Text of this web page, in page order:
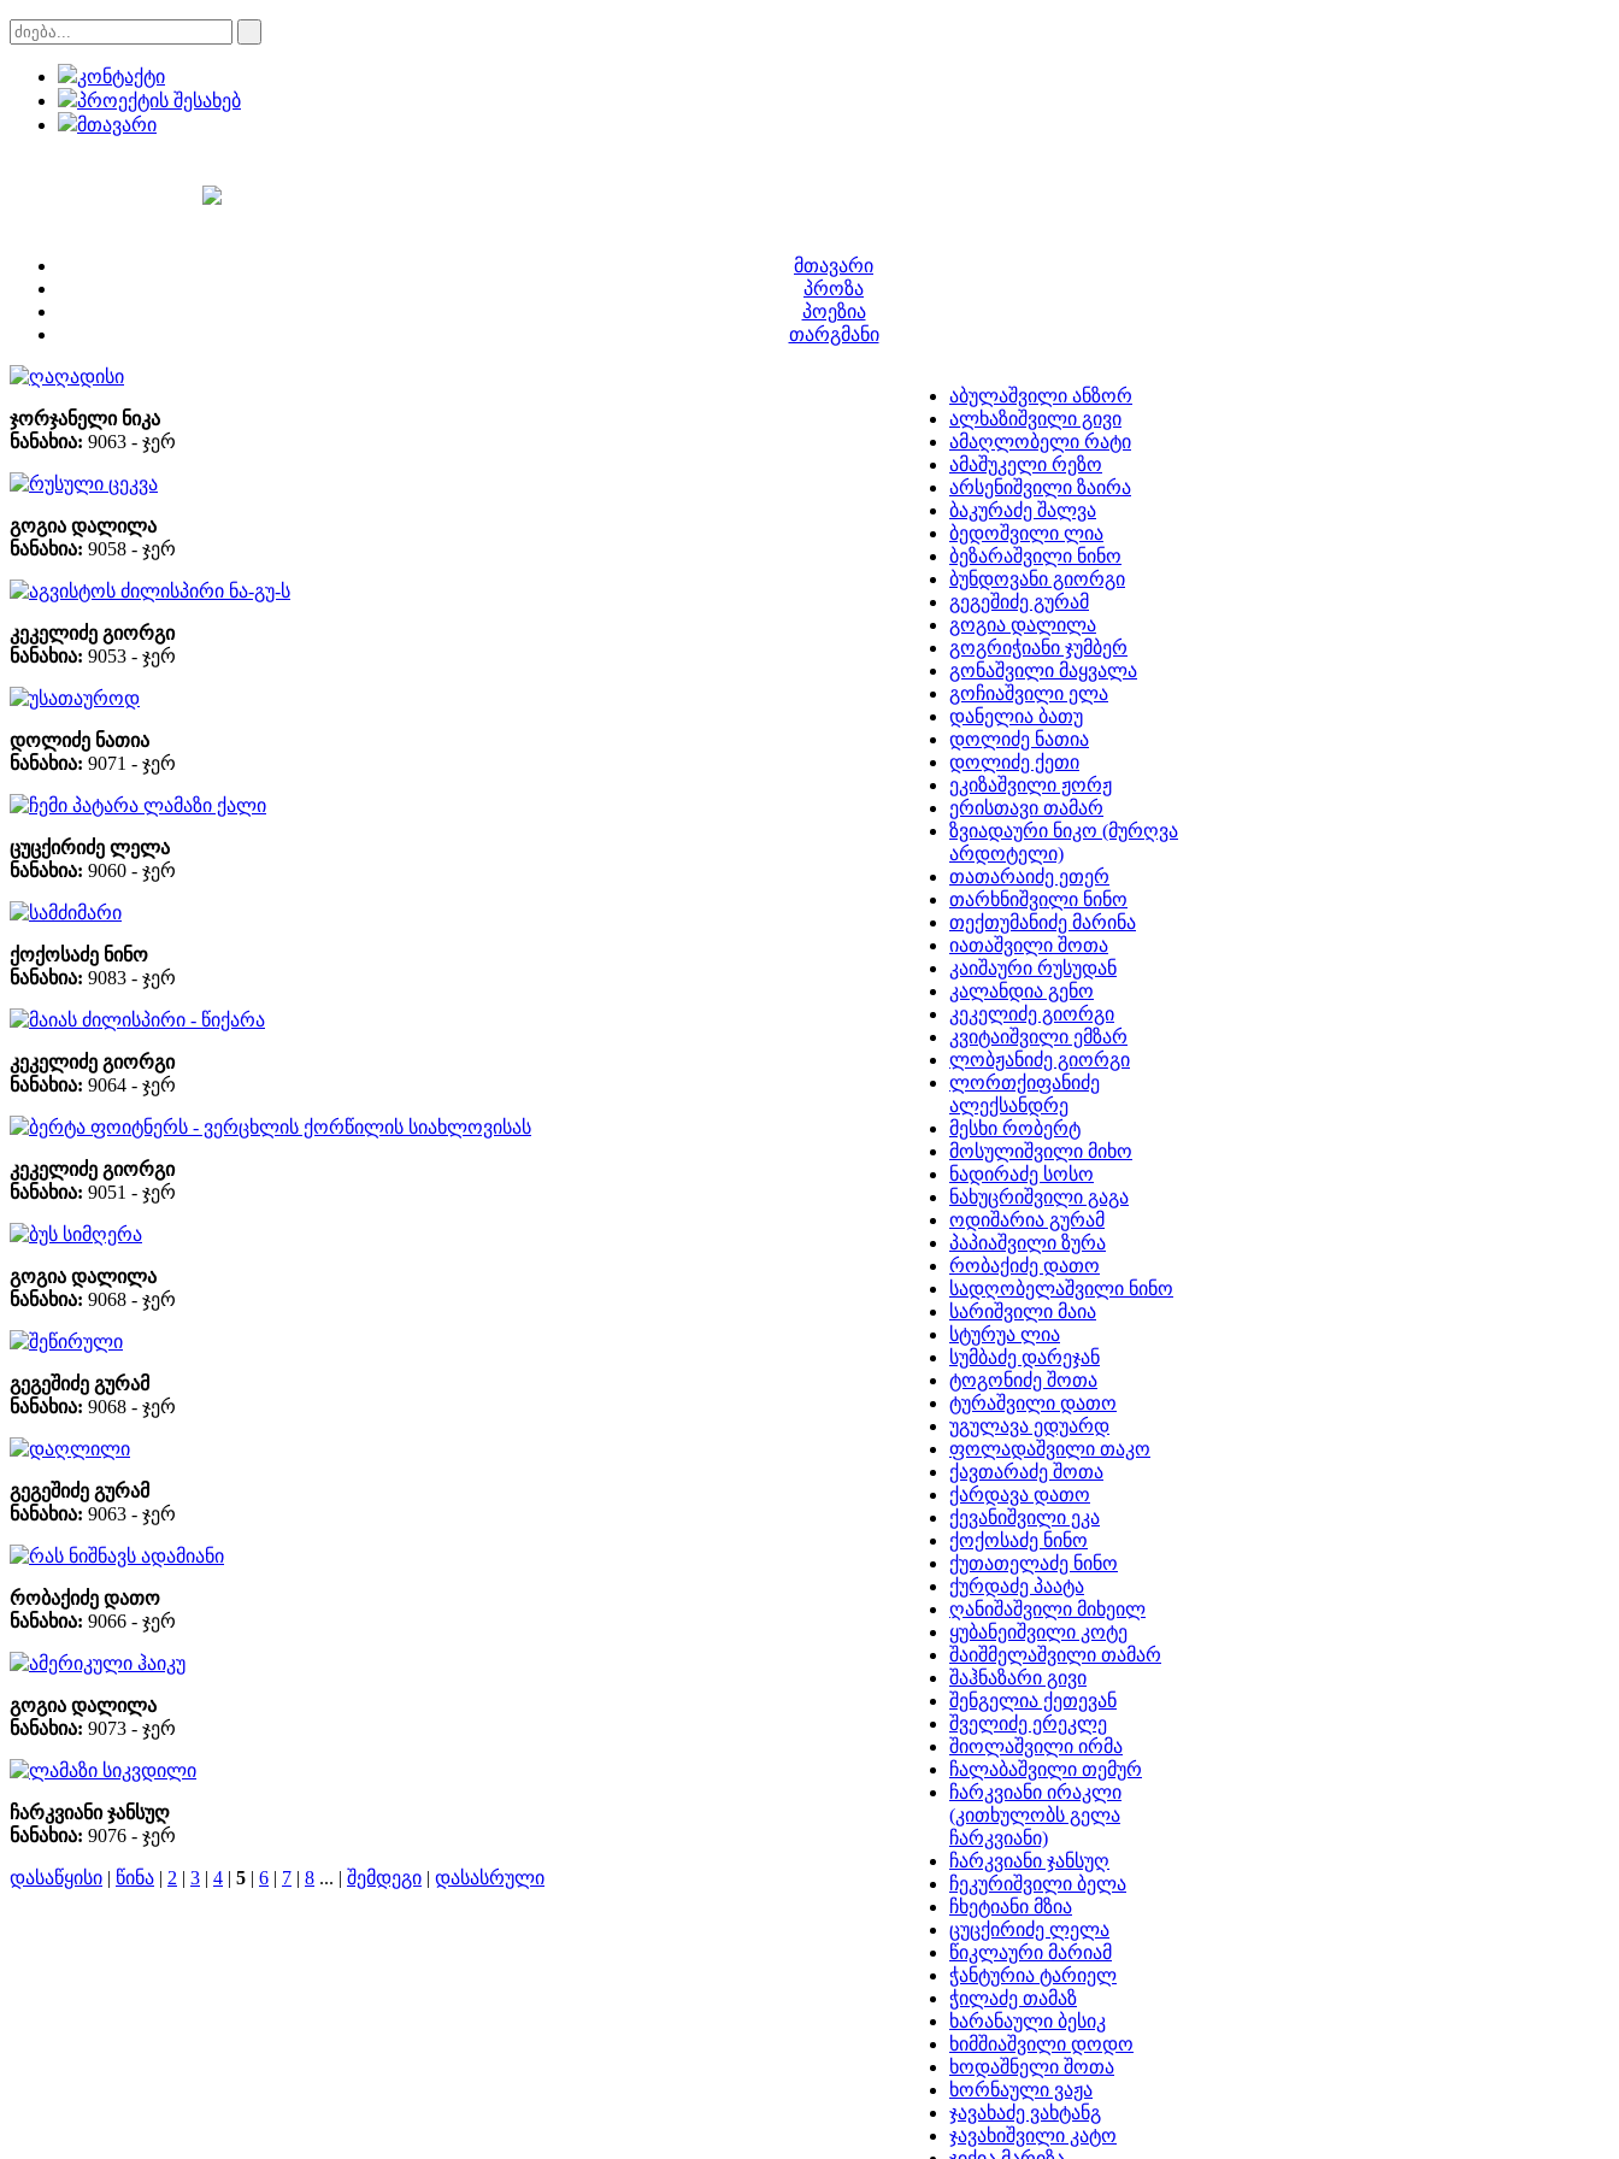
კონტაქტი
პროექტის შესახებ
მთავარი
მთავარი
პროზა
პოეზია
თარგმანი
ღაღადისი
ჯორჯანელი ნიკა
ნანახია: 9063 - ჯერ
რუსული ცეკვა
გოგია დალილა
ნანახია: 9058 - ჯერ
აგვისტოს ძილისპირი ნა-გუ-ს
კეკელიძე გიორგი
ნანახია: 9053 - ჯერ
უსათაუროდ
დოლიძე ნათია
ნანახია: 9071 - ჯერ
ჩემი პატარა ლამაზი ქალი
ცუცქირიძე ლელა
ნანახია: 9060 - ჯერ
სამძიმარი
ქოქოსაძე ნინო
ნანახია: 9083 - ჯერ
მაიას ძილისპირი - წიქარა
კეკელიძე გიორგი
ნანახია: 9064 - ჯერ
ბერტა ფოიტნერს - ვერცხლის ქორწილის სიახლოვისას
კეკელიძე გიორგი
ნანახია: 9051 - ჯერ
ბუს სიმღერა
გოგია დალილა
ნანახია: 9068 - ჯერ
შეწირული
გეგეშიძე გურამ
ნანახია: 9068 - ჯერ
დაღლილი
გეგეშიძე გურამ
ნანახია: 9063 - ჯერ
რას ნიშნავს ადამიანი
რობაქიძე დათო
ნანახია: 9066 - ჯერ
ამერიკული ჰაიკუ
გოგია დალილა
ნანახია: 9073 - ჯერ
ლამაზი სიკვდილი
ჩარკვიანი ჯანსუღ
ნანახია: 9076 - ჯერ
დასაწყისი | წინა | 2 | 3 | 4 | 5 | 6 | 7 | 8 ... | შემდეგი | დასასრული
აბულაშვილი ანზორ
ალხაზიშვილი გივი
ამაღლობელი რატი
ამაშუკელი რეზო
არსენიშვილი ზაირა
ბაკურაძე შალვა
ბედოშვილი ლია
ბეზარაშვილი ნინო
ბუნდოვანი გიორგი
გეგეშიძე გურამ
გოგია დალილა
გოგრიჭიანი ჯუმბერ
გონაშვილი მაყვალა
გოჩიაშვილი ელა
დანელია ბათუ
დოლიძე ნათია
დოლიძე ქეთი
ეკიზაშვილი ჟორჟ
ერისთავი თამარ
ზვიადაური ნიკო (მურღვა
არდოტელი)
თათარაიძე ეთერ
თარხნიშვილი ნინო
თექთუმანიძე მარინა
იათაშვილი შოთა
კაიშაური რუსუდან
კალანდია გენო
კეკელიძე გიორგი
კვიტაიშვილი ემზარ
ლობჟანიძე გიორგი
ლორთქიფანიძე
ალექსანდრე
მესხი რობერტ
მოსულიშვილი მიხო
ნადირაძე სოსო
ნახუცრიშვილი გაგა
ოდიშარია გურამ
პაპიაშვილი ზურა
რობაქიძე დათო
სადღობელაშვილი ნინო
სარიშვილი მაია
სტურუა ლია
სუმბაძე დარეჯან
ტოგონიძე შოთა
ტურაშვილი დათო
უგულავა ედუარდ
ფოლადაშვილი თაკო
ქავთარაძე შოთა
ქარდავა დათო
ქევანიშვილი ეკა
ქოქოსაძე ნინო
ქუთათელაძე ნინო
ქურდაძე პაატა
ღანიშაშვილი მიხეილ
ყუბანეიშვილი კოტე
შაიშმელაშვილი თამარ
შაჰნაზარი გივი
შენგელია ქეთევან
შველიძე ერეკლე
შიოლაშვილი ირმა
ჩალაბაშვილი თემურ
ჩარკვიანი ირაკლი
(კითხულობს გელა
ჩარკვიანი)
ჩარკვიანი ჯანსუღ
ჩეკურიშვილი ბელა
ჩხეტიანი მზია
ცუცქირიძე ლელა
წიკლაური მარიამ
ჭანტურია ტარიელ
ჭილაძე თამაზ
ხარანაული ბესიკ
ხიმშიაშვილი დოდო
ხოდაშნელი შოთა
ხორნაული ვაჟა
ჯავახაძე ვახტანგ
ჯავახიშვილი კატო